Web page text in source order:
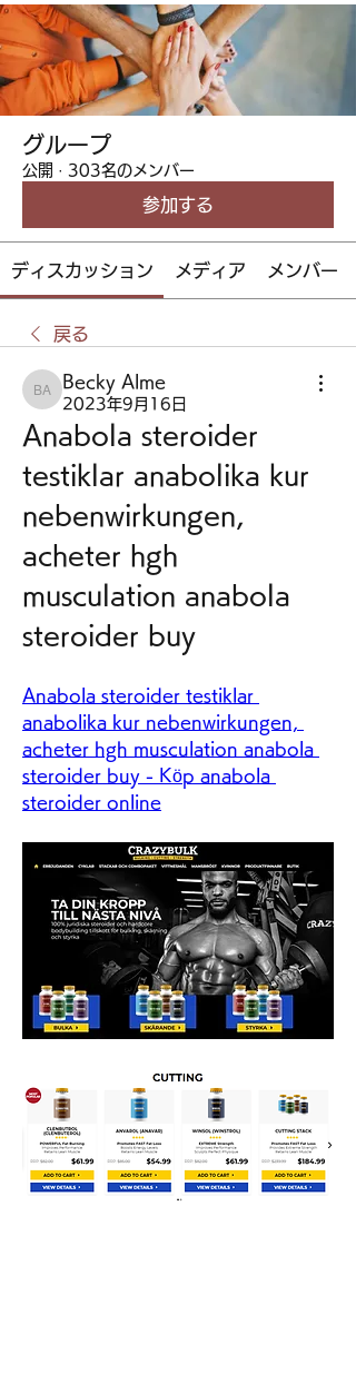
グループ
公開 · 303名のメンバー
参加する
ディスカッション メディア メンバー
戻る
Becky Alme
Becky Alme
2023年9月16日
Anabola steroider
testiklar anabolika kur
nebenwirkungen,
acheter hgh
musculation anabola
steroider buy
Anabola steroider testiklar
anabolika kur nebenwirkungen,
acheter hgh musculation anabola
steroider buy - Köp anabola
steroider online